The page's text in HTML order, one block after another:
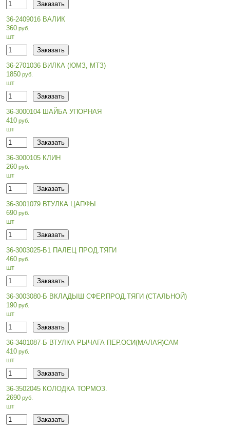
36-2409016 ВАЛИК
360
шт
36-2701036 ВИЛКА (ЮМЗ, МТЗ)
1850
шт
36-3000104 ШАЙБА УПОРНАЯ
410
шт
36-3000105 КЛИН
260
шт
36-3001079 ВТУЛКА ЦАПФЫ
690
шт
36-3003025-Б1 ПАЛЕЦ ПРОД.ТЯГИ
460
шт
36-3003080-Б ВКЛАДЫШ СФЕР.ПРОД.ТЯГИ (СТАЛЬНОЙ)
190
шт
36-3401087-Б ВТУЛКА РЫЧАГА ПЕР.ОСИ(МАЛАЯ)САМ
410
шт
36-3502045 КОЛОДКА ТОРМОЗ.
2690
шт